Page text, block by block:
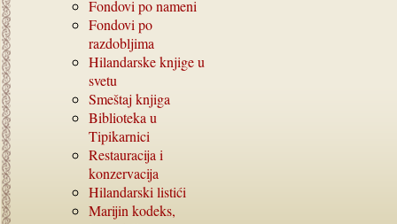
Fondovi po nameni
Fondovi po
razdobljima
Hilandarske knjige u
svetu
Smeštaj knjiga
Biblioteka u
Tipikarnici
Restauracija i
konzervacija
Hilandarski listići
Marijin kodeks,